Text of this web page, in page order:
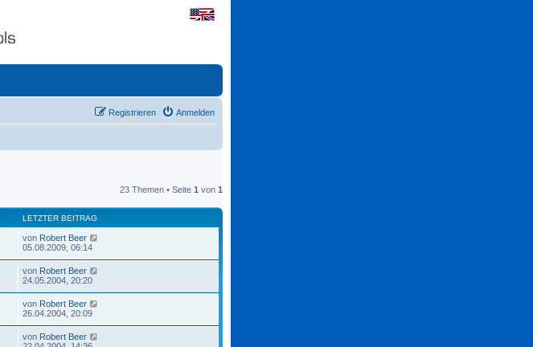
Anmelden
Registrieren
23 Themen • Seite 1 von 1
LETZTER BEITRAG
von Robert Beer
05.08.2009, 06:14
von Robert Beer
24.05.2004, 20:20
von Robert Beer
26.04.2004, 20:09
von Robert Beer